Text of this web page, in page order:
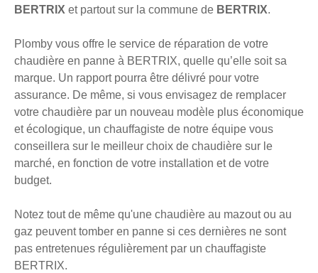
BERTRIX et partout sur la commune de BERTRIX.
Plomby vous offre le service de réparation de votre
chaudière en panne à BERTRIX, quelle qu’elle soit sa
marque. Un rapport pourra être délivré pour votre
assurance. De même, si vous envisagez de remplacer
votre chaudière par un nouveau modèle plus économique
et écologique, un chauffagiste de notre équipe vous
conseillera sur le meilleur choix de chaudière sur le
marché, en fonction de votre installation et de votre
budget.
Notez tout de même qu'une chaudière au mazout ou au
gaz peuvent tomber en panne si ces dernières ne sont
pas entretenues régulièrement par un chauffagiste
BERTRIX.